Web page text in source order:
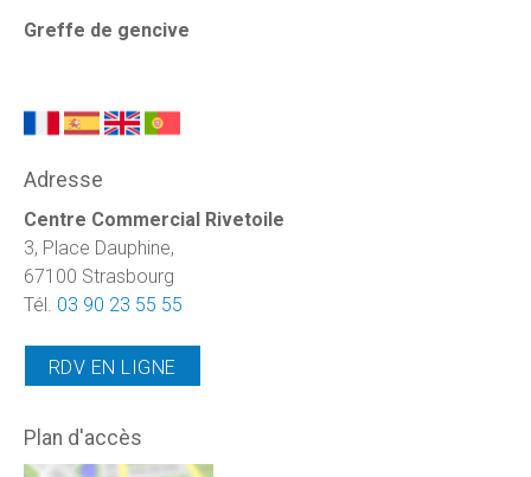
Greffe de gencive
Adresse
Centre Commercial Rivetoile
3, Place Dauphine,
67100 Strasbourg
Tél. 03 90 23 55 55
RDV EN LIGNE
Plan d'accès